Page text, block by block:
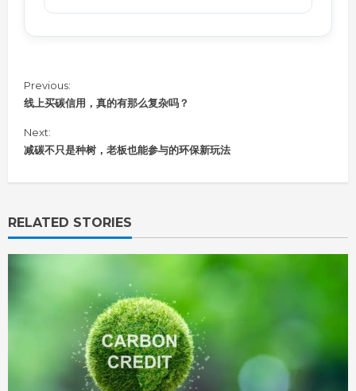
C
o
t
i
u
R
e
a
Previous:
线上买碳信用，真的有那么复杂吗？
Next:
减碳不只是种树，老板也能参与的环保新玩法
RELATED STORIES